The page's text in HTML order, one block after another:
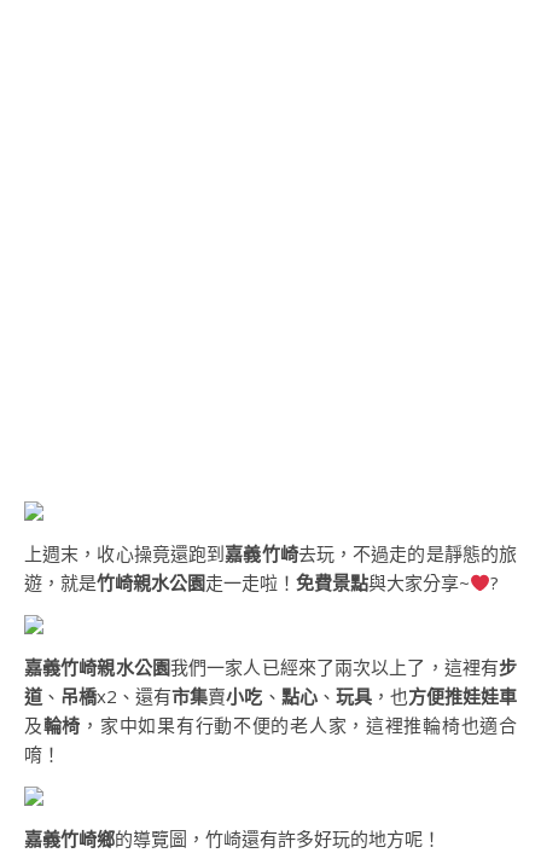
上週末，收心操竟還跑到嘉義竹崎去玩，不過走的是靜態的旅
遊，就是竹崎親水公園走一走啦！ 免費景點與大家分享~ ?
嘉義竹崎親水公園我們一家人已經來了兩次以上了，這裡有步
道 、 吊橋x2、還有市集賣小吃 、 點心、 玩具，也方便推娃娃車
及輪椅 ，家中如果有行動不便的老人家，這裡推輪椅也適合
唷！
嘉義竹崎鄉的導覽圖，竹崎還有許多好玩的地方呢！